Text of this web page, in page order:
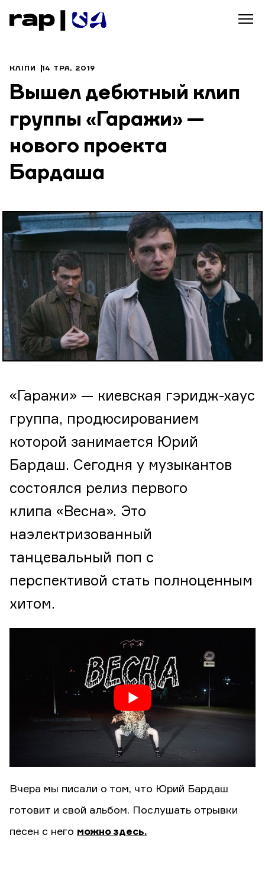
КЛІПИ 14 ТРА, 2019
Вышел дебютный клип
группы «Гаражи» —
нового проекта
Бардаша
«Гаражи» — киевская гэридж-хаус
группа, продюсированием
которой занимается Юрий
Бардаш. Сегодня у музыкантов
состоялся релиз первого
клипа «Весна». Это
наэлектризованный
танцевальный поп с
перспективой стать полноценным
хитом.
Вчера мы писали о том, что Юрий Бардаш
готовит и свой альбом. Послушать отрывки
песен с него можно здесь.